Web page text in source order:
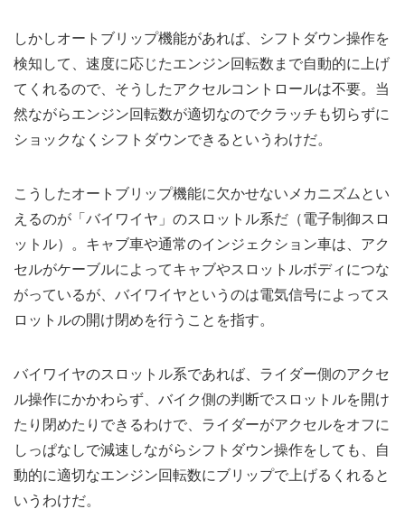
しかしオートブリップ機能があれば、シフトダウン操作を
検知して、速度に応じたエンジン回転数まで自動的に上げ
てくれるので、そうしたアクセルコントロールは不要。当
然ながらエンジン回転数が適切なのでクラッチも切らずに
ショックなくシフトダウンできるというわけだ。
こうしたオートブリップ機能に欠かせないメカニズムとい
えるのが「バイワイヤ」のスロットル系だ（電子制御スロ
ットル）。キャブ車や通常のインジェクション車は、アク
セルがケーブルによってキャブやスロットルボディにつな
がっているが、バイワイヤというのは電気信号によってス
ロットルの開け閉めを行うことを指す。
バイワイヤのスロットル系であれば、ライダー側のアクセ
ル操作にかかわらず、バイク側の判断でスロットルを開け
たり閉めたりできるわけで、ライダーがアクセルをオフに
しっぱなしで減速しながらシフトダウン操作をしても、自
動的に適切なエンジン回転数にブリップで上げるくれると
いうわけだ。